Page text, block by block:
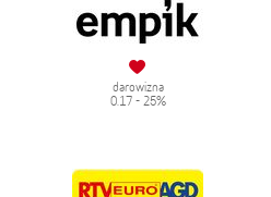
darowizna
0.17 - 25%